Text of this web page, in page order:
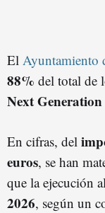
El Ayuntamiento
88% del total de
Next Generation
En cifras, del
euros, se han
que la ejecución
2026, según un